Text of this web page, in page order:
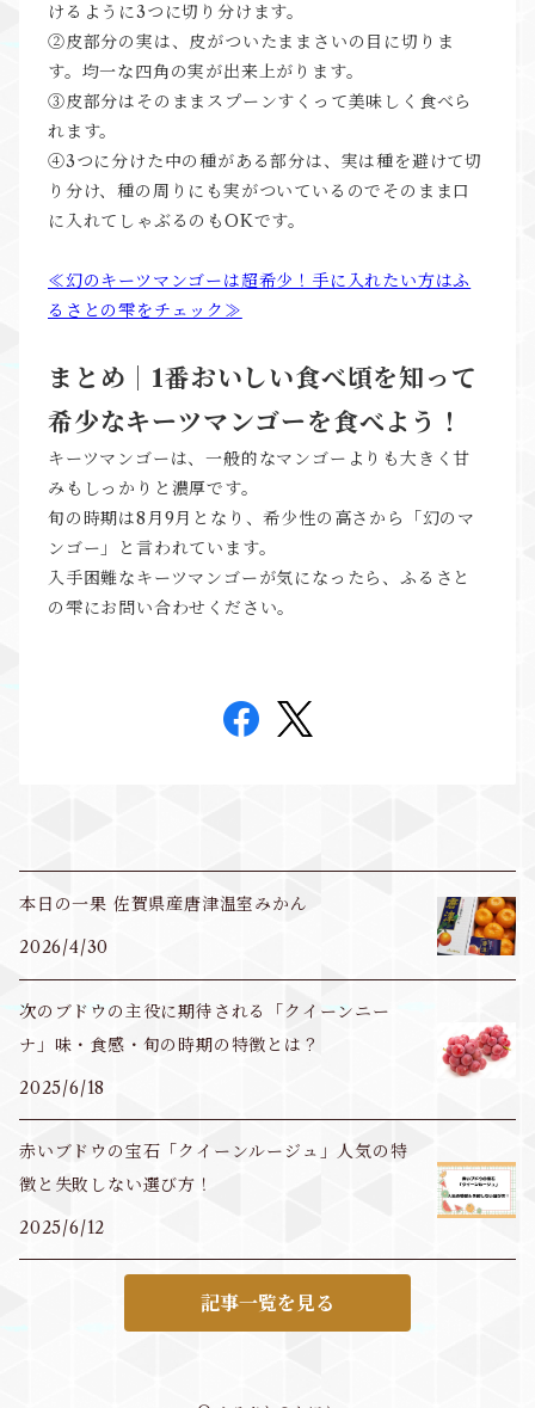
けるように3つに切り分けます。
②皮部分の実は、皮がついたままさいの目に切りま
す。均一な四角の実が出来上がります。
③皮部分はそのままスプーンすくって美味しく食べら
れます。
④3つに分けた中の種がある部分は、実は種を避けて切
り分け、種の周りにも実がついているのでそのまま口
に入れてしゃぶるのもOKです。
≪幻のキーツマンゴーは超希少！手に入れたい方はふ
るさとの雫をチェック≫
まとめ｜1番おいしい食べ頃を知って
希少なキーツマンゴーを食べよう！
キーツマンゴーは、一般的なマンゴーよりも大きく甘
みもしっかりと濃厚です。
旬の時期は8月9月となり、希少性の高さから「幻のマ
ンゴー」と言われています。
入手困難なキーツマンゴーが気になったら、ふるさと
の雫にお問い合わせください。
本日の一果 佐賀県産唐津温室みかん
2026/4/30
次のブドウの主役に期待される「クイーンニー
ナ」味・食感・旬の時期の特徴とは？
2025/6/18
赤いブドウの宝石「クイーンルージュ」人気の特
徴と失敗しない選び方！
2025/6/12
記事一覧を見る